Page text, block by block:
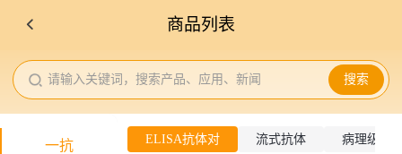
商品列表
请输入关键词，搜索产品、应用、新闻 搜索
一抗 ELISA抗体对 流式抗体 病理级